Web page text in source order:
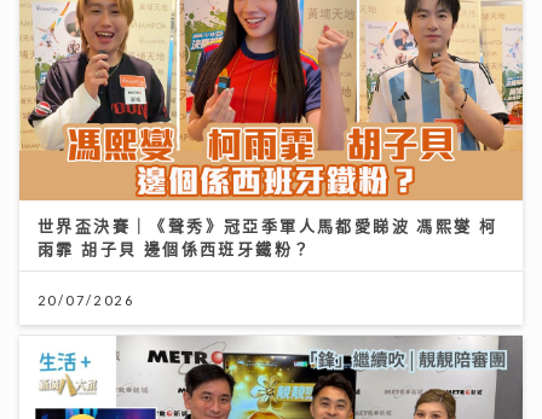
世界盃決賽｜《聲秀》冠亞季軍人馬都愛睇波 馮熙燮 柯
雨霏 胡子貝 邊個係西班牙鐵粉？
20/07/2026